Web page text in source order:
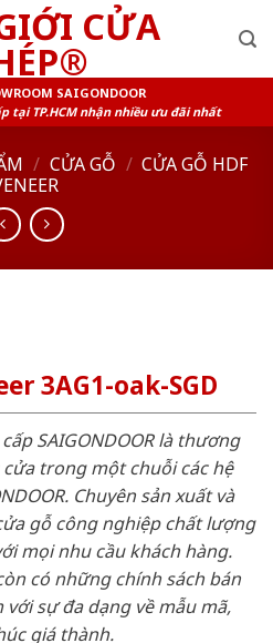
SAIGONDOOR
tại TP.HCM nhận nhiều ưu đãi nhất
/ CỬA GỖ / CỬA GỖ HDF
3AG1-oak-SGD
SAIGONDOOR là thương
trong một chuỗi các hệ
Chuyên sản xuất và
gỗ công nghiệp chất lượng
mọi nhu cầu khách hàng.
có những chính sách bán
với sự đa dạng về mẫu mã,
giá thành.